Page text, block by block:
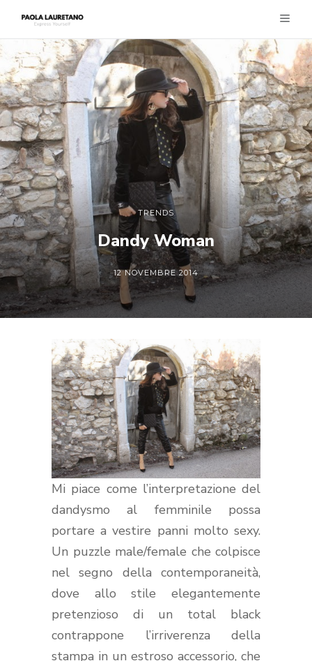
TRENDS
Dandy Woman
12 NOVEMBRE 2014
Mi piace come l’interpretazione del
dandysmo al femminile possa
portare a vestire panni molto sexy.
Un puzzle male/female che colpisce
nel segno della contemporaneità,
dove allo stile elegantemente
pretenzioso di un total black
contrappone l’irriverenza della
stampa in un estroso accessorio, che